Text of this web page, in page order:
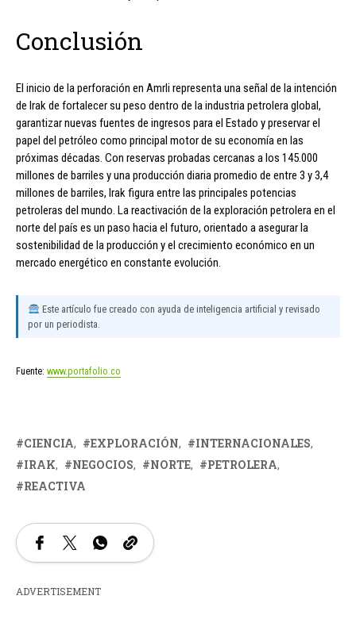
Conclusión
El inicio de la perforación en Amrli representa una señal de la intención
de Irak de fortalecer su peso dentro de la industria petrolera global,
garantizar nuevas fuentes de ingresos para el Estado y preservar el
papel del petróleo como principal motor de su economía en las
próximas décadas. Con reservas probadas cercanas a los 145.000
millones de barriles y una producción diaria promedio de entre 3 y 3,4
millones de barriles, Irak figura entre las principales potencias
petroleras del mundo. La reactivación de la exploración petrolera en el
norte del país es un paso hacia el futuro, orientado a asegurar la
sostenibilidad de la producción y el crecimiento económico en un
mercado energético en constante evolución.
Este artículo fue creado con ayuda de inteligencia artificial y revisado
por un periodista.
Fuente: www.portafolio.co
CIENCIA EXPLORACIÓN
INTERNACIONALES
IRAK
NEGOCIOS NORTE
PETROLERA
REACTIVA
ADVERTISEMENT